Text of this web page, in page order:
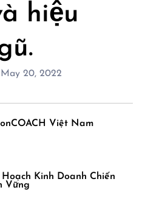
hiệu
May 20, 2022
Việt Nam
Kinh Doanh Chiến
Vững